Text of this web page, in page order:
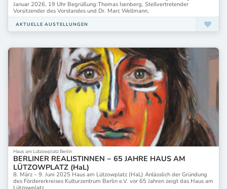
Januar 2026, 19 Uhr Begrüßung:Thomas Isenberg, Stellvertretender
Vorsitzender des Vorstandes und Dr. Marc Wellmann,
AKTUELLE AUSTELLUNGEN
Haus am Lützowplatz Berlin
BERLINER REALISTINNEN − 65 JAHRE HAUS AM
LÜTZOWPLATZ (HaL)
8. März – 9. Juni 2025 Haus am Lützowplatz (HaL) Anlässlich der Gründung
des Fördererkreises Kulturzentrum Berlin e.V. vor 65 Jahren zeigt das Haus am